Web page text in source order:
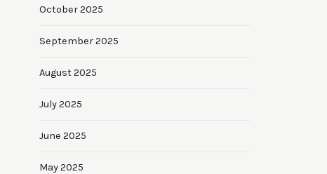
October 2025
September 2025
August 2025
July 2025
June 2025
May 2025